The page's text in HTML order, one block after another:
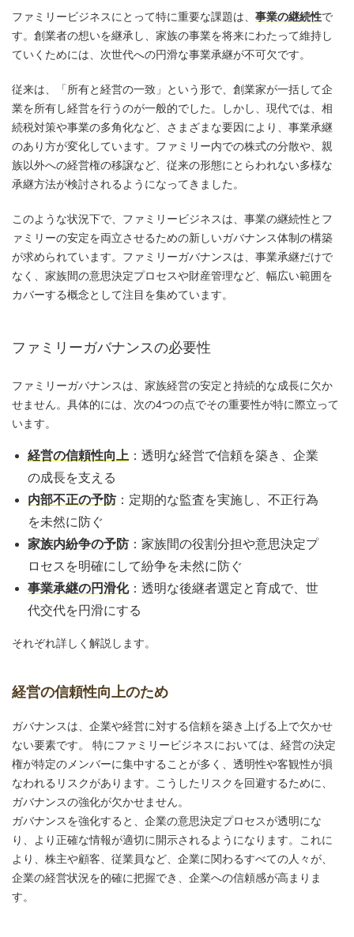
ファミリービジネスにとって特に重要な課題は、 事業の継続性で
す。創業者の想いを継承し、家族の事業を将来にわたって維持し
ていくためには、次世代への円滑な事業承継が不可欠です。
従来は、「所有と経営の一致」という形で、創業家が一括して企
業を所有し経営を行うのが一般的でした。しかし、現代では、相
続税対策や事業の多角化など、さまざまな要因により、事業承継
のあり方が変化しています。ファミリー内での株式の分散や、親
族以外への経営権の移譲など、従来の形態にとらわれない多様な
承継方法が検討されるようになってきました。
このような状況下で、ファミリービジネスは、事業の継続性とフ
ァミリーの安定を両立させるための新しいガバナンス体制の構築
が求められています。ファミリーガバナンスは、事業承継だけで
なく、家族間の意思決定プロセスや財産管理など、幅広い範囲を
カバーする概念として注目を集めています。
ファミリーガバナンスの必要性
ファミリーガバナンスは、家族経営の安定と持続的な成長に欠か
せません。具体的には、次の4つの点でその重要性が特に際立って
います。
経営の信頼性向上 ：透明な経営で信頼を築き、企業
の成長を支える
内部不正の予防 ：定期的な監査を実施し、不正行為
を未然に防ぐ
家族内紛争の予防 ：家族間の役割分担や意思決定プ
ロセスを明確にして紛争を未然に防ぐ
事業承継の円滑化：透明な後継者選定と育成で、世
代交代を円滑にする
それぞれ詳しく解説します。
経営の信頼性向上のため
ガバナンスは、企業や経営に対する信頼を築き上げる上で欠かせ
ない要素です。 特にファミリービジネスにおいては、経営の決定
権が特定のメンバーに集中することが多く、透明性や客観性が損
なわれるリスクがあります。こうしたリスクを回避するために、
ガバナンスの強化が欠かせません。
ガバナンスを強化すると、企業の意思決定プロセスが透明にな
り、より正確な情報が適切に開示されるようになります。これに
より、株主や顧客、従業員など、企業に関わるすべての人々が、
企業の経営状況を的確に把握でき、企業への信頼感が高まりま
す。